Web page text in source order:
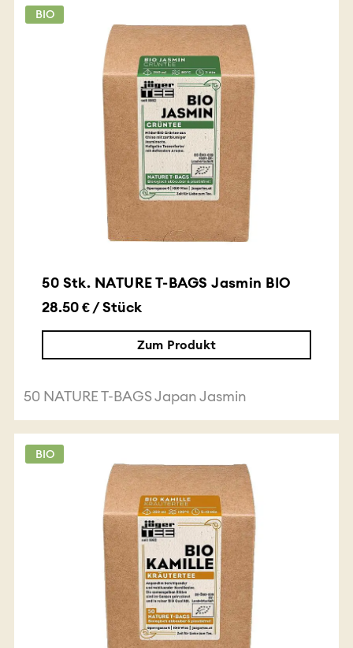
BIO
50 Stk. NATURE T-BAGS Jasmin BIO
28.50 € / Stück
Zum Produkt
50 NATURE T-BAGS Japan Jasmin
BIO